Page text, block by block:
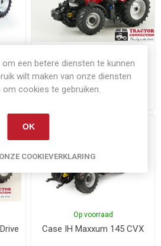
-
Case IH Puma CVX 175
€64,95
Op voorraad
Case IH Maxxum 145 CVX
een betere diensten te kunnen
wilt maken van onze diensten
cookies te gebruiken.
OK
COOKIEVERKLARING